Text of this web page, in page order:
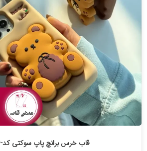
قاب خرس برانچ پاپ سوکتی کد-۱۶۶۰۸۶